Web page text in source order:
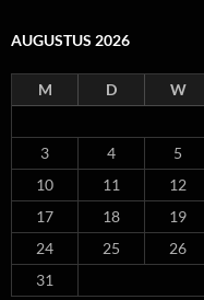
AUGUSTUS 2026
M D W
3
4 5
10
11 12
17
18 19
24
25 26
31